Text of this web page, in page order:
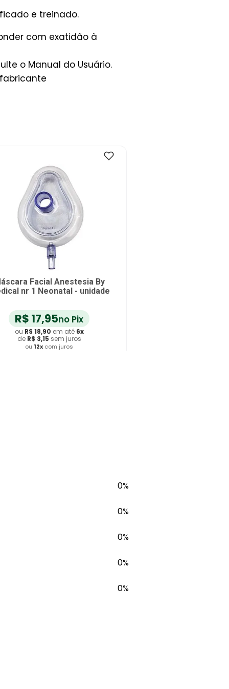
e treinado.
com exatidão à
o Manual do Usuário.
Facial Anestesia By
nr 1 Neonatal - unidade
R$ 17,95no Pix
ou R$ 18,90 em até 6x
de R$ 3,15 sem juros
ou 12x com juros
0%
0%
0%
0%
0%